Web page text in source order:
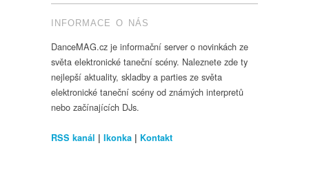
INFORMACE O NÁS
DanceMAG.cz je informační server o novinkách ze
světa elektronické taneční scény. Naleznete zde ty
nejlepší aktuality, skladby a parties ze světa
elektronické taneční scény od známých interpretů
nebo začínajících DJs.
RSS kanál | Ikonka | Kontakt